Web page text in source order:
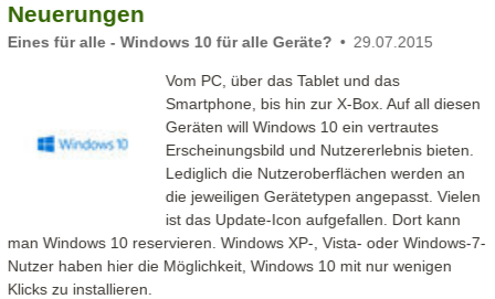
Neuerungen
Eines für alle - Windows 10 für alle Geräte? 29.07.2015
Vom PC, über das Tablet und das
Smartphone, bis hin zur X-Box. Auf all diesen
Geräten will Windows 10 ein vertrautes
Erscheinungsbild und Nutzererlebnis bieten.
Lediglich die Nutzeroberflächen werden an
die jeweiligen Gerätetypen angepasst. Vielen
ist das Update-Icon aufgefallen. Dort kann
man Windows 10 reservieren. Windows XP-, Vista- oder Windows-7-
Nutzer haben hier die Möglichkeit, Windows 10 mit nur wenigen
Klicks zu installieren.